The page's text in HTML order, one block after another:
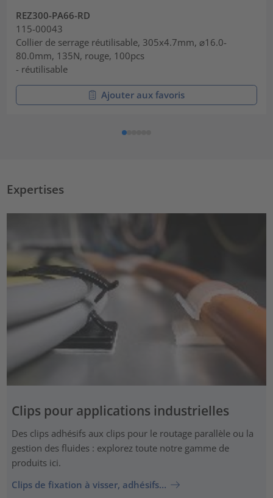
REZ300-PA66-RD
115-00043
Collier de serrage réutilisable, 305x4.7mm, ⌀16.0-
80.0mm, 135N, rouge, 100pcs
- réutilisable
Ajouter aux favoris
Expertises
Clips pour applications industrielles
Des clips adhésifs aux clips pour le routage parallèle ou la
gestion des fluides : explorez toute notre gamme de
produits ici.
Clips de fixation à visser, adhésifs…